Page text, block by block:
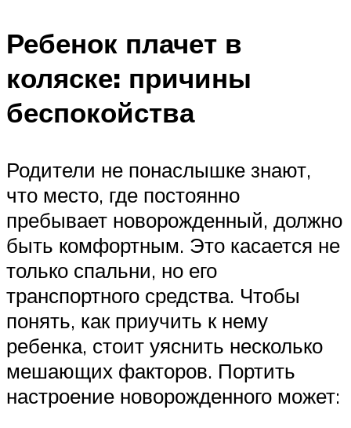
Ребенок плачет в
коляске: причины
беспокойства
Родители не понаслышке знают,
что место, где постоянно
пребывает новорожденный, должно
быть комфортным. Это касается не
только спальни, но его
транспортного средства. Чтобы
понять, как приучить к нему
ребенка, стоит уяснить несколько
мешающих факторов. Портить
настроение новорожденного может: